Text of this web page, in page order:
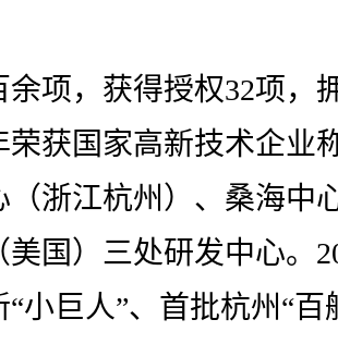
项，获得授权32项，
获国家高新技术企业
浙江杭州）、桑海中
国）三处研发中心。
小巨人”、首批杭州“百